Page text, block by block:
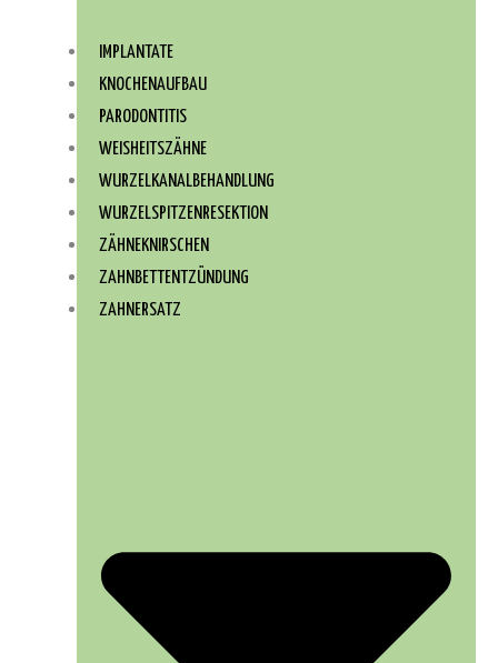
IMPLANTATE
KNOCHENAUFBAU
PARODONTITIS
WEISHEITSZÄHNE
WURZEL­KANAL­BEHANDLUNG
WURZEL­SPITZEN­RESEKTION
ZÄHNEKNIRSCHEN
ZAHNBETTENTZÜNDUNG
ZAHNERSATZ